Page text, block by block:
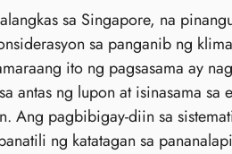
sa Singapore, na
sa panganib ng
ito ng pagsasama ay
antas ng lupon at isinasama
Ang pagbibigay-diin sa
ng katatagan sa